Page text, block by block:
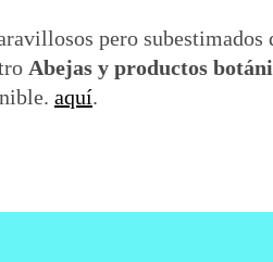
pero subestimados
Abejas y productos
aquí.